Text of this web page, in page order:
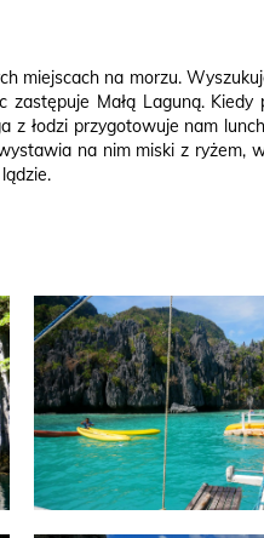
miejscach na morzu.
Małą Laguną. Kiedy
z łodzi przygotowuje nam
na nim miski z ryżem,